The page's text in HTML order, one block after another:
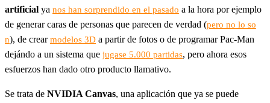
artificial ya nos han sorprendido en el pasado a la hora por ejemplo
de generar caras de personas que parecen de verdad (pero no lo so
n), de crearmodelos 3D a partir de fotos o de programar Pac-Man
dejándo a un sistema que jugase 5.000 partidas, pero ahora esos
esfuerzos han dado otro producto llamativo.
Se trata de NVIDIA Canvas, una aplicación que ya se puede